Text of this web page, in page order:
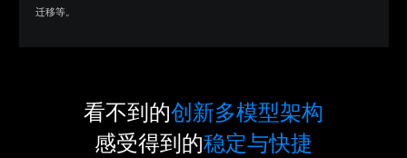
迁移等。
看不到的创新多模型架构
感受得到的稳定与快捷